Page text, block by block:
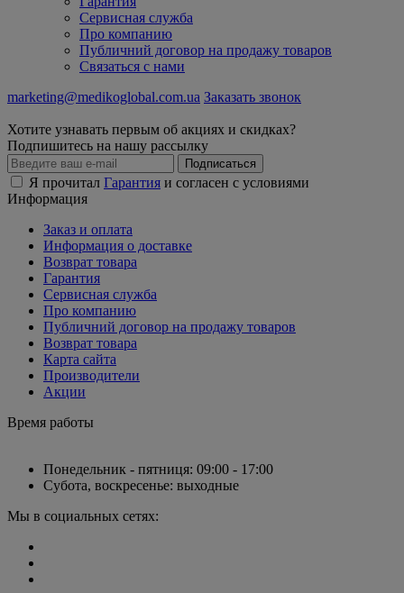
Сервисная служба
Про компанию
Публичний договор на продажу товаров
Связаться с нами
marketing@medikoglobal.com.ua Заказать звонок
Хотите узнавать первым об акциях и скидках?
Подпишитесь на нашу рассылку
Подписаться
Я прочитал Гарантия и согласен с условиями
Информация
Заказ и оплата
Информация о доставке
Возврат товара
Гарантия
Сервисная служба
Про компанию
Публичний договор на продажу товаров
Возврат товара
Карта сайта
Производители
Акции
Время работы
Понедельник - пятниця: 09:00 - 17:00
Субота, воскресенье: выходные
Мы в социальных сетях: